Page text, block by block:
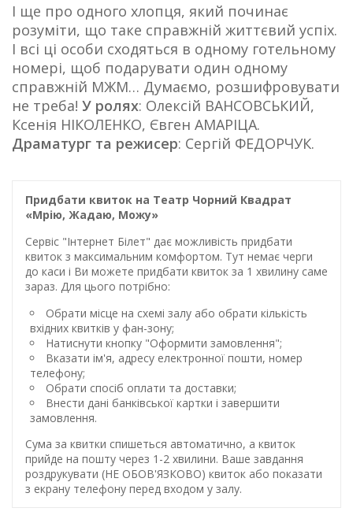
І ще про одного хлопця, який починає
розуміти, що таке справжній життєвий успіх.
І всі ці особи сходяться в одному готельному
номері, щоб подарувати один одному
справжній МЖМ… Думаємо, розшифровувати
не треба! У ролях: Олексій ВАНСОВСЬКИЙ,
Ксенія НІКОЛЕНКО, Євген АМАРІЦА.
Драматург та режисер: Сергій ФЕДОРЧУК.
Придбати квиток на Театр Чорний Квадрат
«Мрію, Жадаю, Можу»
Сервіс "Інтернет Білет" дає можливість придбати
квиток з максимальним комфортом. Тут немає черги
до каси і Ви можете придбати квиток за 1 хвилину саме
зараз. Для цього потрібно:
Обрати місце на схемі залу або обрати кількість
вхідних квитків у фан-зону;
Натиснути кнопку "Оформити замовлення";
Вказати ім'я, адресу електронної пошти, номер
телефону;
Обрати спосіб оплати та доставки;
Внести дані банківської картки і завершити
замовлення.
Сума за квитки спишеться автоматично, а квиток
прийде на пошту через 1-2 хвилини. Ваше завдання
роздрукувати (НЕ ОБОВ'ЯЗКОВО) квиток або показати
з екрану телефону перед входом у залу.